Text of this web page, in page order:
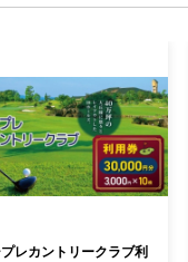
レカントリークラブ利